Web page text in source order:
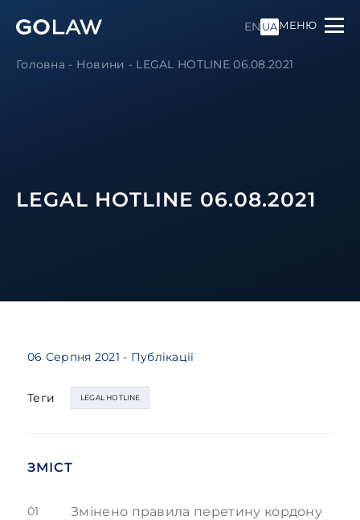
EN UAМЕНЮ
Головна - Новини - LEGAL HOTLINE 06.08.2021
LEGAL HOTLINE 06.08.2021
06 Серпня 2021 - Публікації
Теги LEGAL HOTLINE
ЗМІСТ
01
Змінено правила перетину кордону